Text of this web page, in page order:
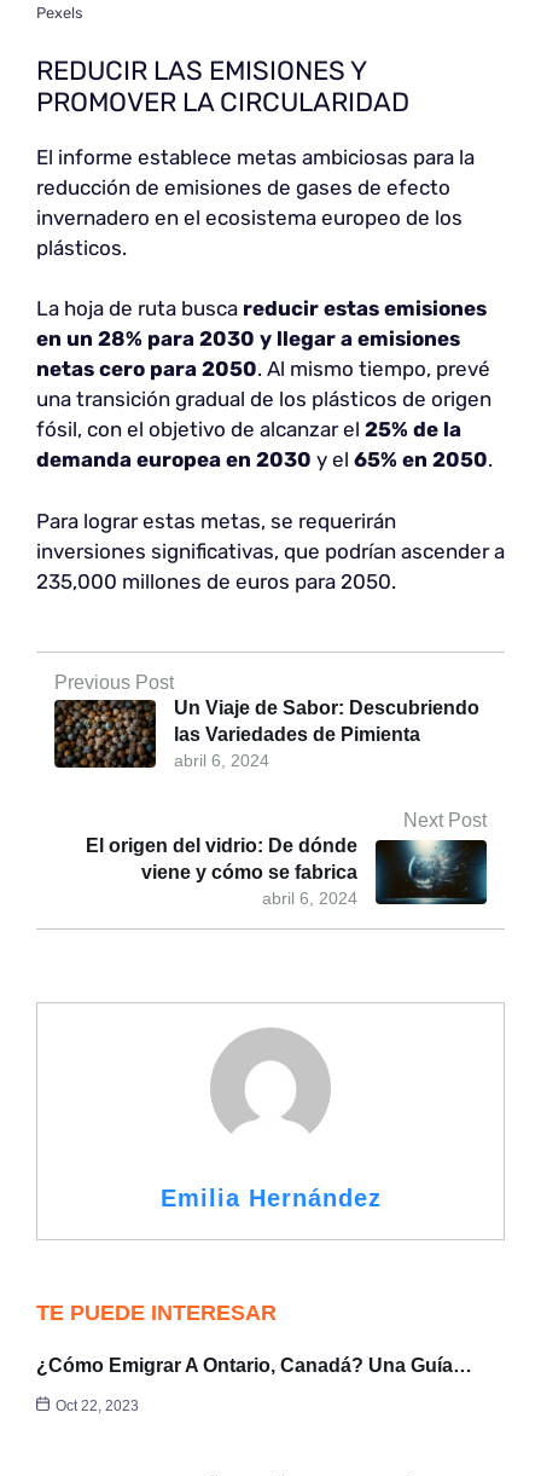
Pexels
REDUCIR LAS EMISIONES Y
PROMOVER LA CIRCULARIDAD
El informe establece metas ambiciosas para la
reducción de emisiones de gases de efecto
invernadero en el ecosistema europeo de los
plásticos.
La hoja de ruta busca reducir estas emisiones
en un 28% para 2030 y llegar a emisiones
netas cero para 2050. Al mismo tiempo, prevé
una transición gradual de los plásticos de origen
fósil, con el objetivo de alcanzar el 25% de la
demanda europea en 2030 y el 65% en 2050.
Para lograr estas metas, se requerirán
inversiones significativas, que podrían ascender a
235,000 millones de euros para 2050.
Previous Post
abril 6, 2024
Un Viaje de Sabor: Descubriendo
las Variedades de Pimienta
Next Post
abril 6, 2024
El origen del vidrio: De dónde
viene y cómo se fabrica
Emilia Hernández
TE PUEDE INTERESAR
¿Cómo Emigrar A Ontario, Canadá? Una Guía…
Oct 22, 2023